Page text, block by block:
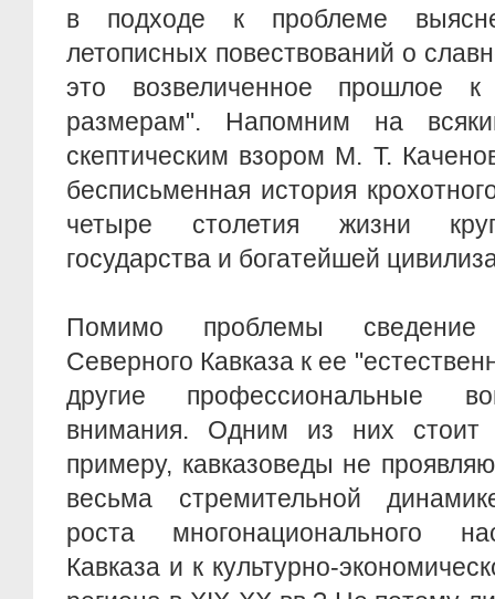
в подходе к проблеме
летописных повествований о
это возвеличенное прошлое к
размерам". Напомним на
скептическим взором М. Т.
бесписьменная история
четыре столетия жизни
государства и богатейшей
Помимо проблемы сведение
Северного Кавказа к ее
другие профессиональные
внимания. Одним из них стоит
примеру, кавказоведы не
весьма стремительной
роста многонационального
Кавказа и к культурно-